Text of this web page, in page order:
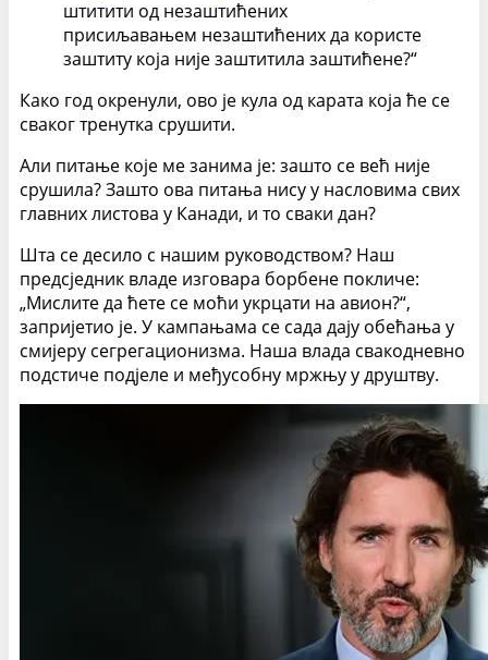
штитити од незаштићених
присиљавањем незаштићених да користе
заштиту која није заштитила заштићене?“
Како год окренули, ово је кула од карата која ће се
сваког тренутка срушити.
Али питање које ме занима је: зашто се већ није
срушила? Зашто ова питања нису у насловима свих
главних листова у Канади, и то сваки дан?
Шта се десило с нашим руководством? Наш
предсједник владе изговара борбене покличе:
„Мислите да ћете се моћи укрцати на авион?“,
запријетио је. У кампањама се сада дају обећања у
смијеру сегрегационизма. Наша влада свакодневно
подстиче подјеле и међусобну мржњу у друштву.